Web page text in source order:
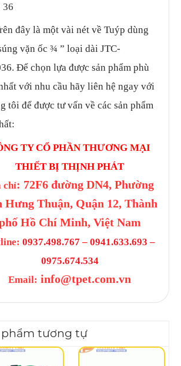
36
đây là một vài nét về Tuýp dùng
vặn ốc ¾ ” loại dài JTC-
Để chọn lựa được sản phẩm phù
với nhu cầu hãy liên hệ ngay với
tôi để được tư vấn về các sản phẩm
TY CỔ PHẦN THƯƠNG MẠI
THIẾT BỊ THỊNH PHÁT
chỉ: 72F6 đường DN4, Phường
Hưng Thuận, Quận 12, Thành
Hồ Chí Minh, Việt Nam
0937.498.767 – 0941.633.693 –
0975.674.534
Email: info@tpet.com.vn
phẩm tương tự